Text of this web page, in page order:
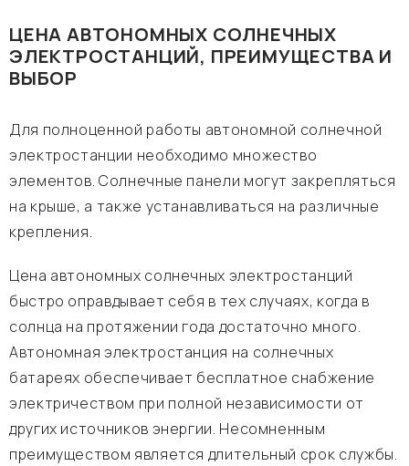
ЦЕНА АВТОНОМНЫХ СОЛНЕЧНЫХ
ЭЛЕКТРОСТАНЦИЙ, ПРЕИМУЩЕСТВА И
ВЫБОР
Для полноценной работы автономной солнечной
электростанции необходимо множество
элементов. Солнечные панели могут закрепляться
на крыше, а также устанавливаться на различные
крепления.
Цена автономных солнечных электростанций
быстро оправдывает себя в тех случаях, когда в
солнца на протяжении года достаточно много.
Автономная электростанция на солнечных
батареях обеспечивает бесплатное снабжение
электричеством при полной независимости от
других источников энергии. Несомненным
преимуществом является длительный срок службы.